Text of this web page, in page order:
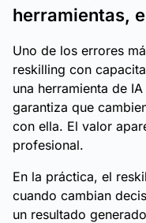
herramientas,
Uno de los errores
reskilling con
una herramienta de
garantiza que
con ella. El valor
profesional.
En la práctica, el
cuando cambian
un resultado